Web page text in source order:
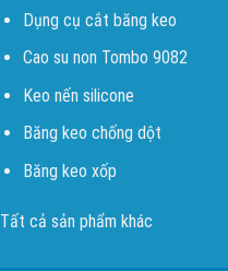
Dụng cụ cắt băng keo
Cao su non Tombo 9082
Keo nến silicone
Băng keo chống dột
Băng keo xốp
Tất cả sản phẩm khác